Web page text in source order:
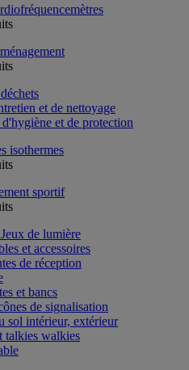
et de nettoyage
et de protection
isothermes
sportif
de lumière
et accessoires
de réception
et bancs
de signalisation
sol intérieur, extérieur
talkies walkies